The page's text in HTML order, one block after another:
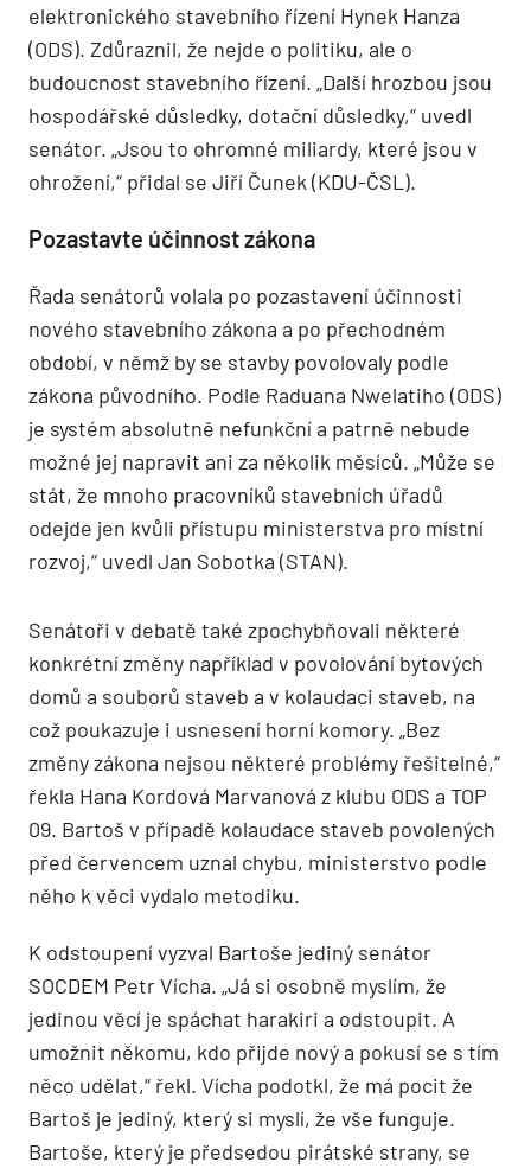
elektronického stavebního řízení Hynek Hanza
(ODS). Zdůraznil, že nejde o politiku, ale o
budoucnost stavebního řízení. „Další hrozbou jsou
hospodářské důsledky, dotační důsledky,“ uvedl
senátor. „Jsou to ohromné miliardy, které jsou v
ohrožení,“ přidal se Jiří Čunek (KDU-ČSL).
Pozastavte účinnost zákona
Řada senátorů volala po pozastavení účinnosti
nového stavebního zákona a po přechodném
období, v němž by se stavby povolovaly podle
zákona původního. Podle Raduana Nwelatiho (ODS)
je systém absolutně nefunkční a patrně nebude
možné jej napravit ani za několik měsíců. „Může se
stát, že mnoho pracovníků stavebních úřadů
odejde jen kvůli přístupu ministerstva pro místní
rozvoj,“ uvedl Jan Sobotka (STAN).
Senátoři v debatě také zpochybňovali některé
konkrétní změny například v povolování bytových
domů a souborů staveb a v kolaudaci staveb, na
což poukazuje i usnesení horní komory. „Bez
změny zákona nejsou některé problémy řešitelné,“
řekla Hana Kordová Marvanová z klubu ODS a TOP
09. Bartoš v případě kolaudace staveb povolených
před červencem uznal chybu, ministerstvo podle
něho k věci vydalo metodiku.
K odstoupení vyzval Bartoše jediný senátor
SOCDEM Petr Vícha. „Já si osobně myslím, že
jedinou věcí je spáchat harakiri a odstoupit. A
umožnit někomu, kdo přijde nový a pokusí se s tím
něco udělat,“ řekl. Vícha podotkl, že má pocit že
Bartoš je jediný, který si myslí, že vše funguje.
Bartoše, který je předsedou pirátské strany, se